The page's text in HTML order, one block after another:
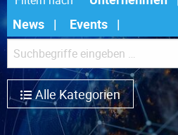
News
Events
Alle Kategorien